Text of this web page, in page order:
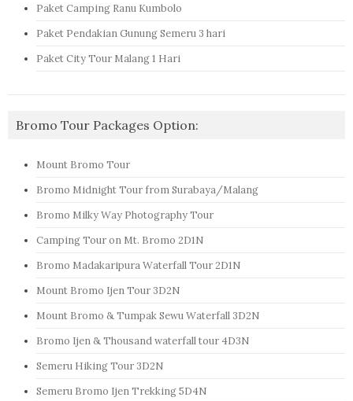
Paket Camping Ranu Kumbolo
Paket Pendakian Gunung Semeru 3 hari
Paket City Tour Malang 1 Hari
Bromo Tour Packages Option:
Mount Bromo Tour
Bromo Midnight Tour from Surabaya/Malang
Bromo Milky Way Photography Tour
Camping Tour on Mt. Bromo 2D1N
Bromo Madakaripura Waterfall Tour 2D1N
Mount Bromo Ijen Tour 3D2N
Mount Bromo & Tumpak Sewu Waterfall 3D2N
Bromo Ijen & Thousand waterfall tour 4D3N
Semeru Hiking Tour 3D2N
Semeru Bromo Ijen Trekking 5D4N